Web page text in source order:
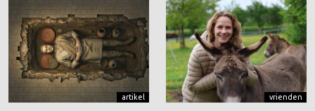
artikel vrienden